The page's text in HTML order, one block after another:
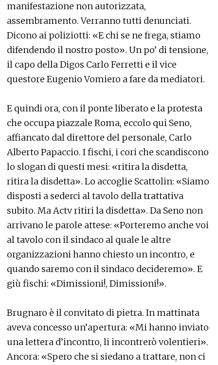
manifestazione non autorizzata,
assembramento. Verranno tutti denunciati.
Dicono ai poliziotti: «E chi se ne frega, stiamo
difendendo il nostro posto». Un po’ di tensione,
il capo della Digos Carlo Ferretti e il vice
questore Eugenio Vomiero a fare da mediatori.
E quindi ora, con il ponte liberato e la protesta
che occupa piazzale Roma, eccolo qui Seno,
affiancato dal direttore del personale, Carlo
Alberto Papaccio. I fischi, i cori che scandiscono
lo slogan di questi mesi: «ritira la disdetta,
ritira la disdetta». Lo accoglie Scattolin: «Siamo
disposti a sederci al tavolo della trattativa
subito. Ma Actv ritiri la disdetta». Da Seno non
arrivano le parole attese: «Porteremo anche voi
al tavolo con il sindaco al quale le altre
organizzazioni hanno chiesto un incontro, e
quando saremo con il sindaco decideremo». E
giù fischi: «Dimissioni!, Dimissioni!».
Brugnaro è il convitato di pietra. In mattinata
aveva concesso un’apertura: «Mi hanno inviato
una lettera d’incontro, li incontrerò volentieri».
Ancora: «Spero che si siedano a trattare, non ci